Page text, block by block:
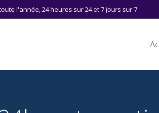
l'année, 24 heures sur 24 et 7 jours sur 7